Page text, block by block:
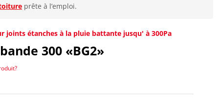
prête à l’emploi.
joints étanches à la pluie battante jusqu' à 300Pa
300 «BG2»